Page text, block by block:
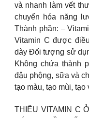
và nhanh làm vết
chuyển hóa năng
Thành phần: –
Vitamin C được
dày Đối tượng sử
Không chứa thành
đậu phộng, sữa và
tạo màu, tạo mùi, tạo
THIẾU VITAMIN C